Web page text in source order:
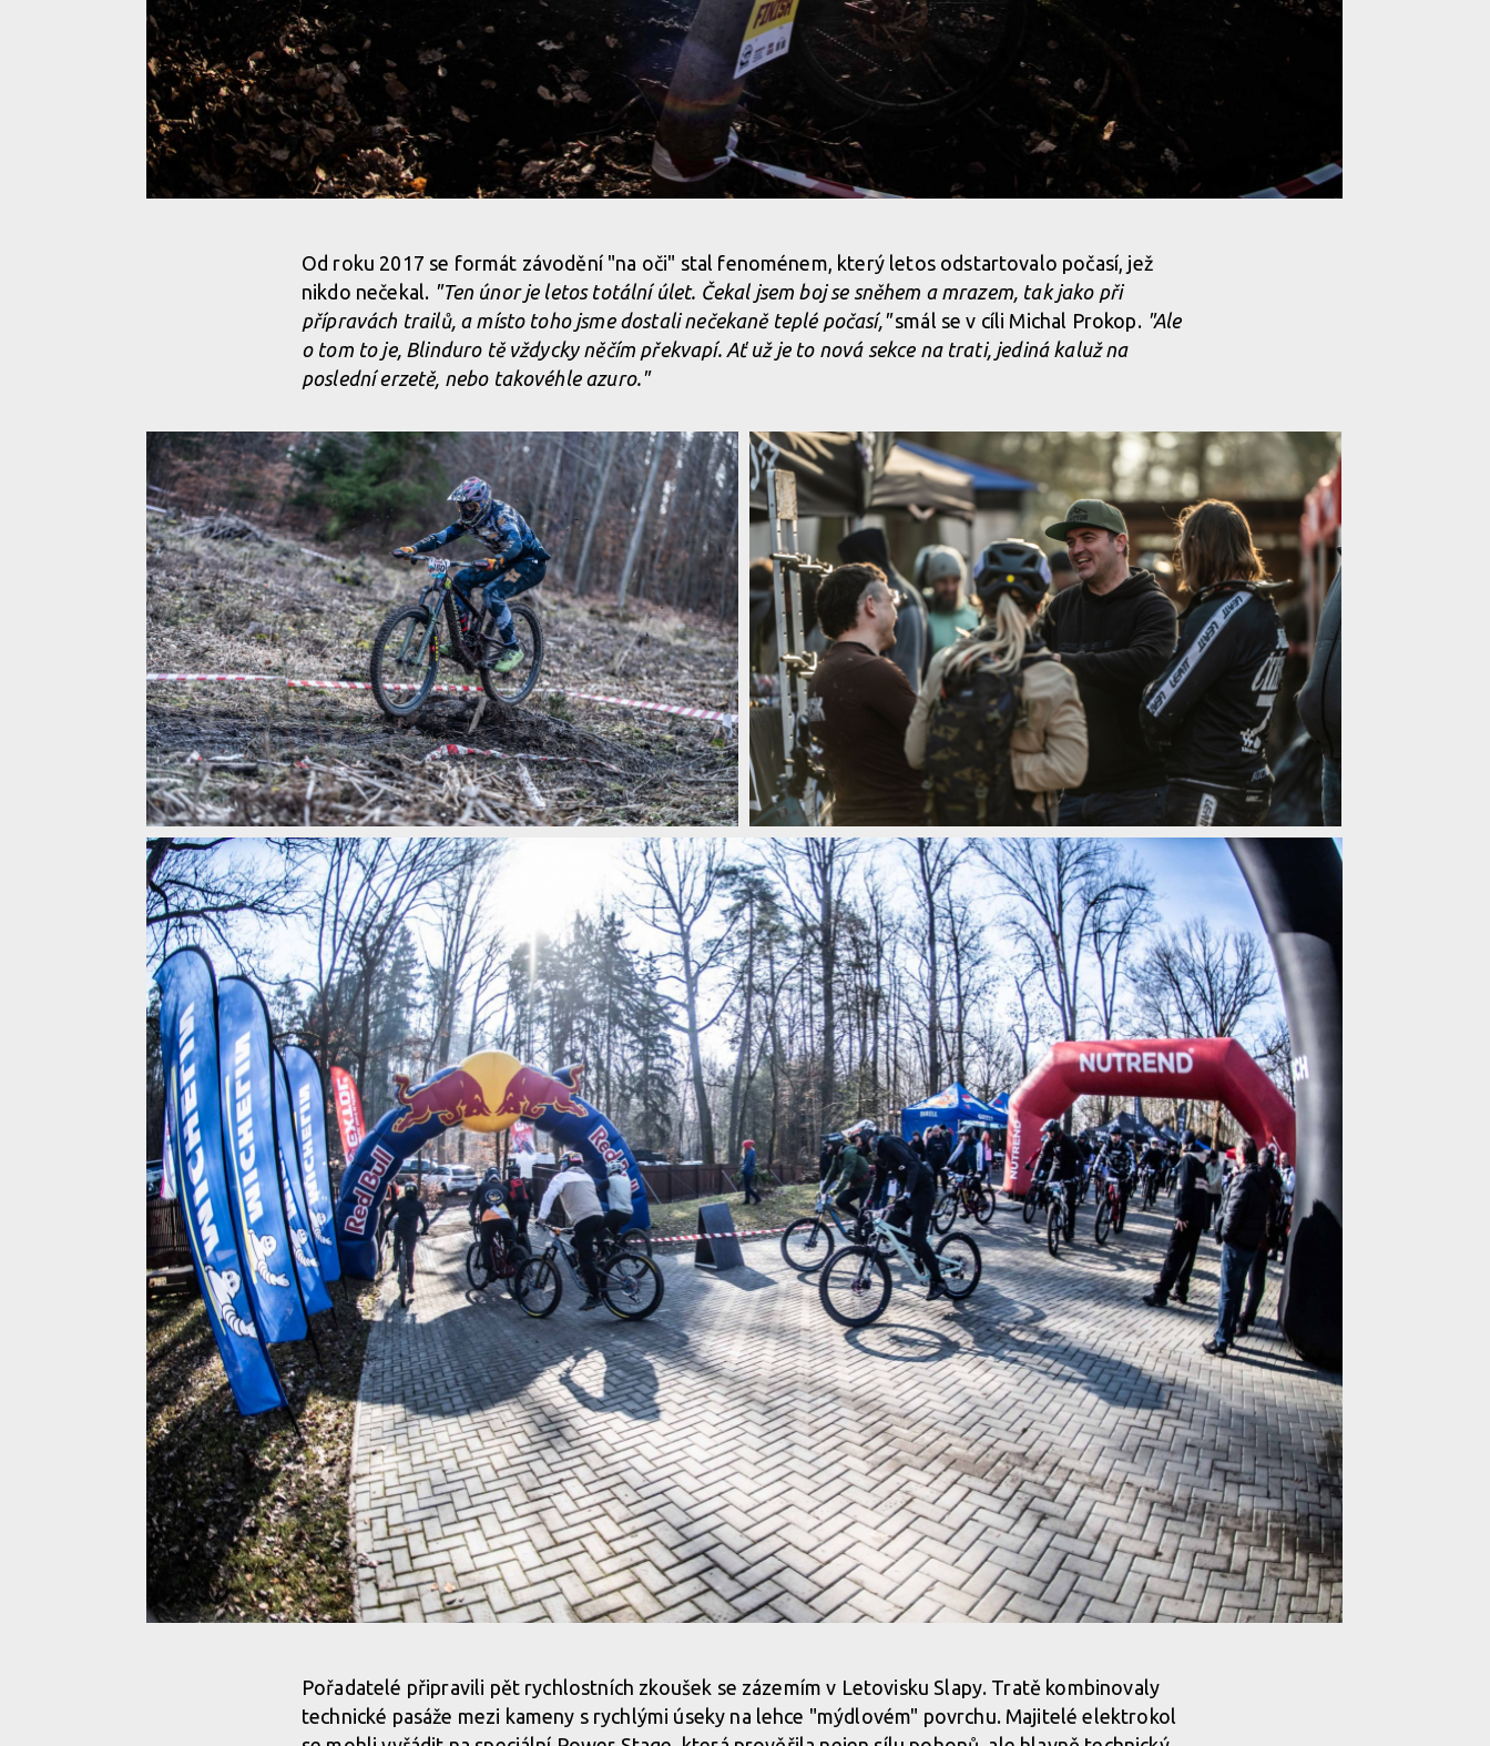
Zimní otvírák v jarním balení: Blinduro Zima 2026 na Slapech zalilo slunce
Zimní otvírák v jarním balení: Blinduro Zima 2026 na Slapech zalilo slunce
Zimní otvírák v jarním balení: Blinduro Zima 2026 na Slapech zalilo slunce
Od roku 2017 se formát závodění "na oči" stal fenoménem, který letos odstartovalo počasí, jež
nikdo nečekal. "Ten únor je letos totální úlet. Čekal jsem boj se sněhem a mrazem, tak jako při
přípravách trailů, a místo toho jsme dostali nečekaně teplé počasí,"smál se v cíli Michal Prokop. "Ale
o tom to je, Blinduro tě vždycky něčím překvapí. Ať už je to nová sekce na trati, jediná kaluž na
poslední erzetě, nebo takovéhle azuro."
Zimní otvírák v jarním balení: Blinduro Zima 2026 na Slapech zalilo slunce
Zimní otvírák v jarním balení: Blinduro Zima 2026 na Slapech zalilo slunce
Zimní otvírák v jarním balení: Blinduro Zima 2026 na Slapech zalilo slunce
Zimní otvírák v jarním balení: Blinduro Zima 2026 na Slapech zalilo slunce
Zimní otvírák v jarním balení: Blinduro Zima 2026 na Slapech zalilo slunce
Zimní otvírák v jarním balení: Blinduro Zima 2026 na Slapech zalilo slunce
Zimní otvírák v jarním balení: Blinduro Zima 2026 na Slapech zalilo slunce
Zimní otvírák v jarním balení: Blinduro Zima 2026 na Slapech zalilo slunce
Zimní otvírák v jarním balení: Blinduro Zima 2026 na Slapech zalilo slunce
Pořadatelé připravili pět rychlostních zkoušek se zázemím v Letovisku Slapy. Tratě kombinovaly
technické pasáže mezi kameny s rychlými úseky na lehce "mýdlovém" povrchu. Majitelé elektrokol